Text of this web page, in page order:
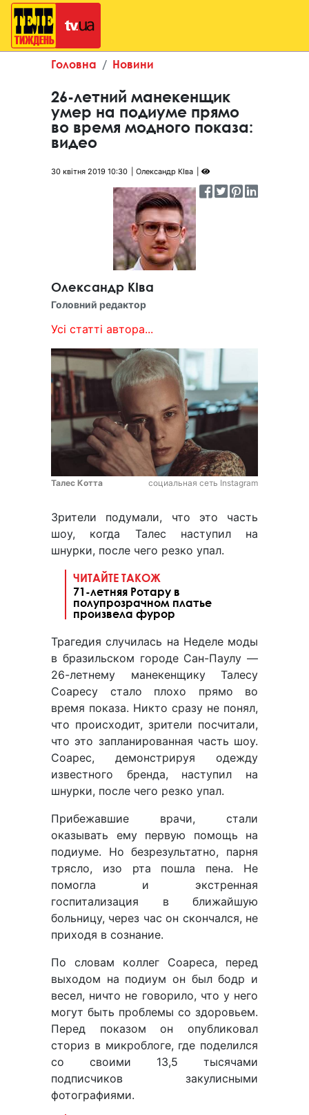
Головна Новини
26-летний манекенщик
умер на подиуме прямо
во время модного показа:
видео
30 квітня 2019 10:30 Олександр КІва
Олександр КІва
Головний редактор
Усі статті автора...
Талес Котта социальная сеть Instagram
Зрители подумали, что это часть
шоу, когда Талес наступил на
шнурки, после чего резко упал.
ЧИТАЙТЕ ТАКОЖ
71-летняя Ротару в
полупрозрачном платье
произвела фурор
Трагедия случилась на Неделе моды
в бразильском городе Сан-Паулу —
26-летнему манекенщику Талесу
Соаресу стало плохо прямо во
время показа. Никто сразу не понял,
что происходит, зрители посчитали,
что это запланированная часть шоу.
Соарес, демонстрируя одежду
известного бренда, наступил на
шнурки, после чего резко упал.
Прибежавшие врачи, стали
оказывать ему первую помощь на
подиуме. Но безрезультатно, парня
трясло, изо рта пошла пена. Не
помогла и экстренная
госпитализация в ближайшую
больницу, через час он скончался, не
приходя в сознание.
По словам коллег Соареса, перед
выходом на подиум он был бодр и
весел, ничто не говорило, что у него
могут быть проблемы со здоровьем.
Перед показом он опубликовал
сториз в микроблоге, где поделился
со своими 13,5 тысячами
подписчиков закулисными
фотографиями.